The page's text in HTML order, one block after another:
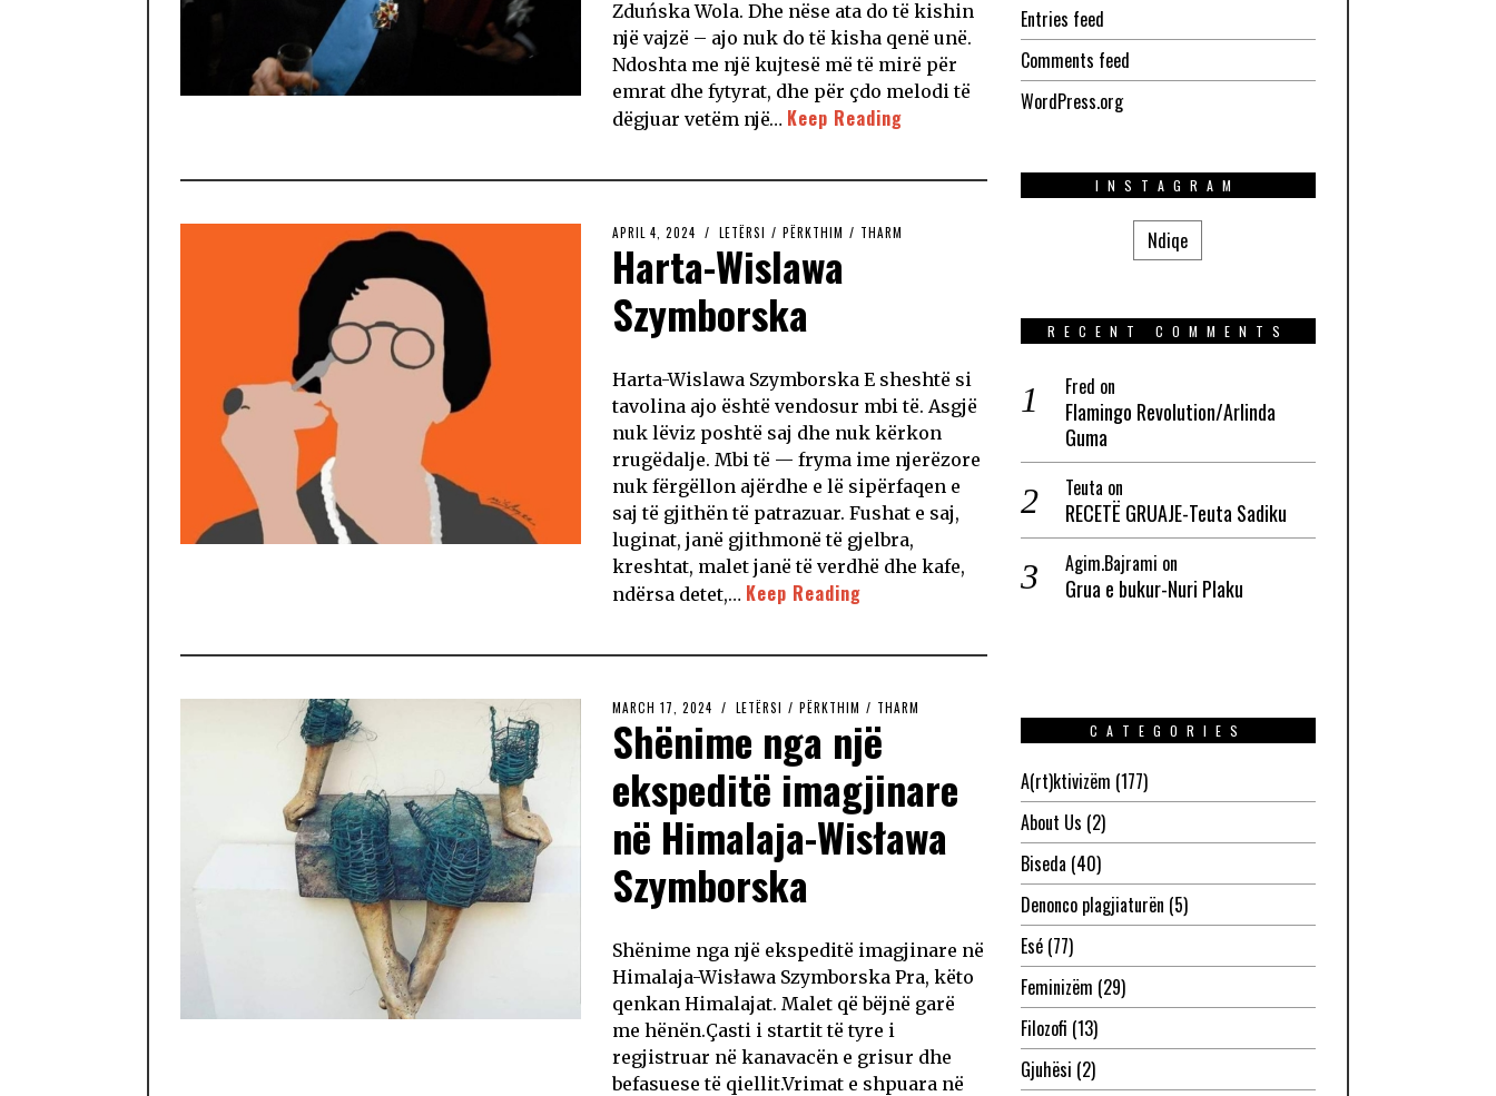
Zduńska Wola. Dhe nëse ata do të kishin
një vajzë – ajo nuk do të kisha qenë unë.
Ndoshta me një kujtesë më të mirë për
emrat dhe fytyrat, dhe për çdo melodi të
dëgjuar vetëm një… Keep Reading
APRIL 4, 2024 LETËRSI / PËRKTHIM / THARM
Harta-Wislawa
Szymborska
Harta-Wislawa Szymborska E sheshtë si
tavolina ajo është vendosur mbi të. Asgjë
nuk lëviz poshtë saj dhe nuk kërkon
rrugëdalje. Mbi të — fryma ime njerëzore
nuk fërgëllon ajërdhe e lë sipërfaqen e
saj të gjithën të patrazuar. Fushat e saj,
luginat, janë gjithmonë të gjelbra,
kreshtat, malet janë të verdhë dhe kafe,
ndërsa detet,… Keep Reading
MARCH 17, 2024 LETËRSI / PËRKTHIM / THARM
Shënime nga një
ekspeditë imagjinare
në Himalaja-Wisława
Szymborska
Shënime nga një ekspeditë imagjinare në
Himalaja-Wisława Szymborska Pra, këto
qenkan Himalajat. Malet që bëjnë garë
me hënën.Çasti i startit të tyre i
regjistruar në kanavacën e grisur dhe
befasuese të qiellit.Vrimat e shpuara në
Entries feed
Comments feed
WordPress.org
INSTAGRAM
Ndiqe
RECENT COMMENTS
Fred on
Flamingo Revolution/Arlinda
Guma
Teuta on
RECETË GRUAJE-Teuta Sadiku
Agim.Bajrami on
Grua e bukur-Nuri Plaku
CATEGORIES
A(rt)ktivizëm (177)
About Us (2)
Biseda (40)
Denonco plagjiaturën (5)
Esé(77)
Feminizëm (29)
Filozofi (13)
Gjuhësi (2)